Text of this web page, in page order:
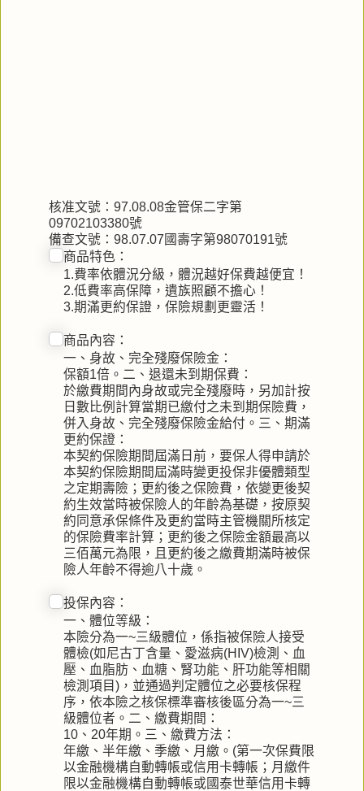
核准文號：97.08.08金管保二字第
09702103380號
備查文號：98.07.07國壽字第98070191號
商品特色：
1.費率依體況分級，體況越好保費越便宜！
2.低費率高保障，遺族照顧不擔心！
3.期滿更約保證，保險規劃更靈活！
商品內容：
一、身故、完全殘廢保險金：
保額1倍。二、退還未到期保費：
於繳費期間內身故或完全殘廢時，另加計按
日數比例計算當期已繳付之未到期保險費，
併入身故、完全殘廢保險金給付。三、期滿
更約保證：
本契約保險期間屆滿日前，要保人得申請於
本契約保險期間屆滿時變更投保非優體類型
之定期壽險；更約後之保險費，依變更後契
約生效當時被保險人的年齡為基礎，按原契
約同意承保條件及更約當時主管機關所核定
的保險費率計算；更約後之保險金額最高以
三佰萬元為限，且更約後之繳費期滿時被保
險人年齡不得逾八十歲。
投保內容：
一、體位等級：
本險分為一~三級體位，係指被保險人接受
體檢(如尼古丁含量、愛滋病(HIV)檢測、血
壓、血脂肪、血糖、腎功能、肝功能等相關
檢測項目)，並通過判定體位之必要核保程
序，依本險之核保標準審核後區分為一~三
級體位者。二、繳費期間：
10、20年期。三、繳費方法：
年繳、半年繳、季繳、月繳。(第一次保費限
以金融機構自動轉帳或信用卡轉帳；月繳件
限以金融機構自動轉帳或國泰世華信用卡轉